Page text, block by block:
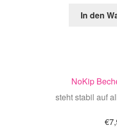
In den
NoKip
steht stabil auf
€